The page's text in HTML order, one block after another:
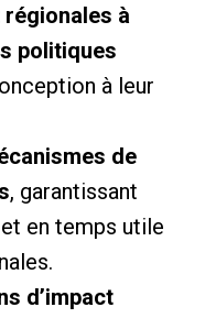
à
politiques
à leur
de
, garantissant
en temps utile
d’impact